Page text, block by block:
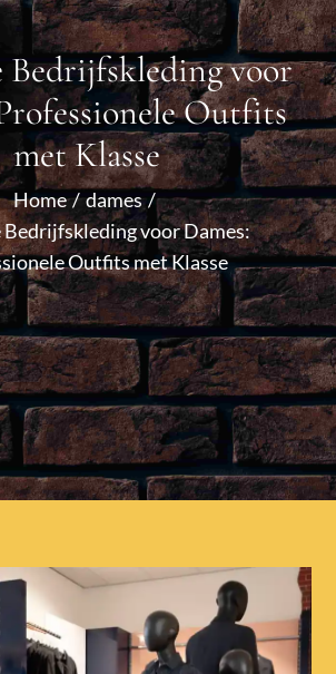
voor
Outfits
met Klasse
Home
dames
voor Dames:
Outfits met Klasse